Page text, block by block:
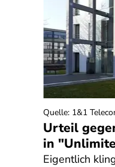
Urteil
in
Eigentlich
Quelle: 1&1